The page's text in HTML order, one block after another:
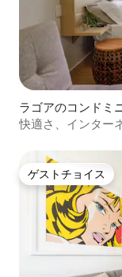
ラゴアのコンドミ
快適さ、インター
ゲストチョイス
ゲストチョイス